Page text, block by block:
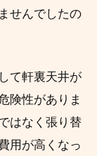
せんでしたの
て軒裏天井が
険性がありま
はなく張り替
用が高くなっ